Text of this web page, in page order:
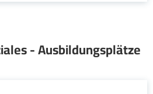
- Ausbildungsplätze